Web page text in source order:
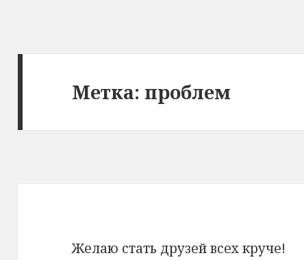
Метка: проблем
Желаю стать друзей всех круче!